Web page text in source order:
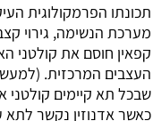
תכונתו הפרמקולוגית
מערכת הנשימה, גירוי
העצבים המרכזית.
שבכל תא קיימים קולטני
כאשר אדנוזין נקשר